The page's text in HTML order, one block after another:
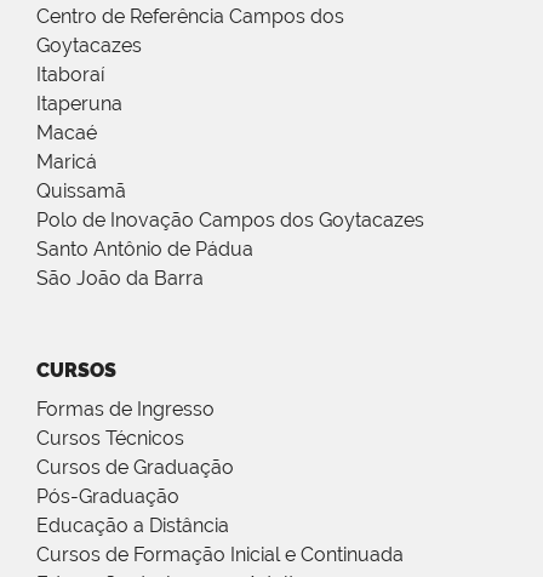
Centro de Referência Campos dos
Goytacazes
Itaboraí
Itaperuna
Macaé
Maricá
Quissamã
Polo de Inovação Campos dos Goytacazes
Santo Antônio de Pádua
São João da Barra
CURSOS
Formas de Ingresso
Cursos Técnicos
Cursos de Graduação
Pós-Graduação
Educação a Distância
Cursos de Formação Inicial e Continuada